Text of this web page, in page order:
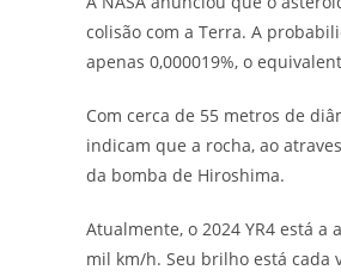
colisão com a Terra. A
apenas 0,000019%, o
Com cerca de 55 metros de
indicam que a rocha, ao
da bomba de Hiroshima.
Atualmente, o 2024 YR4 está
mil km/h. Seu brilho está cada